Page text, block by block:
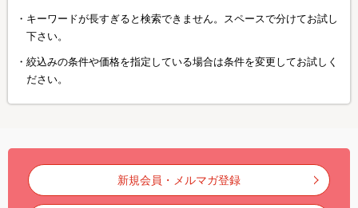
キーワードが長すぎると検索できません。スペースで分けてお試し
下さい。
絞込みの条件や価格を指定している場合は条件を変更してお試しく
ださい。
新規会員・メルマガ登録